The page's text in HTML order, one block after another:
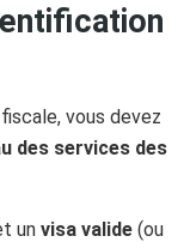
vous devez
des services des
un visa valide (ou